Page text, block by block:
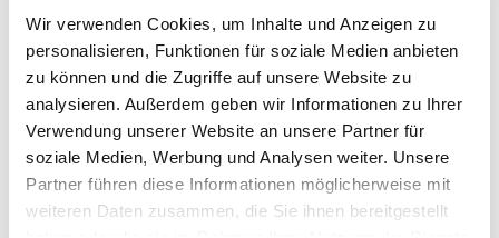
Wir verwenden Cookies, um Inhalte und Anzeigen zu
personalisieren, Funktionen für soziale Medien anbieten
zu können und die Zugriffe auf unsere Website zu
analysieren. Außerdem geben wir Informationen zu Ihrer
Verwendung unserer Website an unsere Partner für
soziale Medien, Werbung und Analysen weiter. Unsere
Partner führen diese Informationen möglicherweise mit
weiteren Daten zusammen, die Sie ihnen bereitgestellt
Dies könnte Sie auch
interessieren